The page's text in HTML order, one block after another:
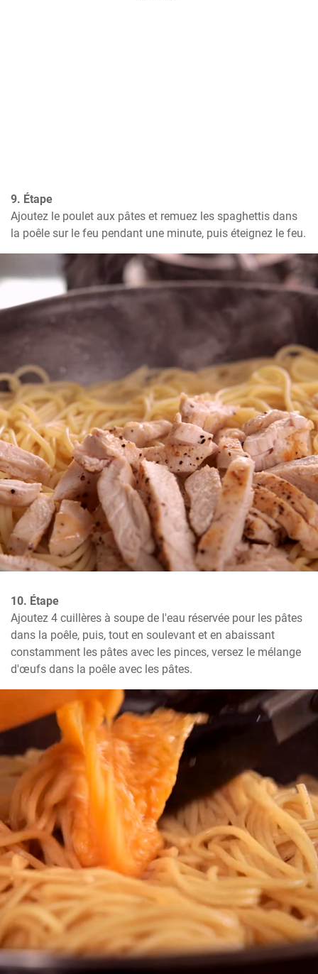
9. Étape
Ajoutez le poulet aux pâtes et remuez les spaghettis dans
la poêle sur le feu pendant une minute, puis éteignez le feu.
10. Étape
Ajoutez 4 cuillères à soupe de l'eau réservée pour les pâtes
dans la poêle, puis, tout en soulevant et en abaissant
constamment les pâtes avec les pinces, versez le mélange
d'œufs dans la poêle avec les pâtes.